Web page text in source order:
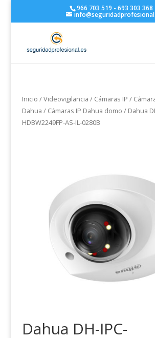
966 703 519 - 693 303 368
Inicio /Videovigilancia / Cámaras IP /
Dahua / Cámaras IP Dahua domo / Dahua
HDBW2249FP-AS-IL-0280B
Dahua DH-IPC-